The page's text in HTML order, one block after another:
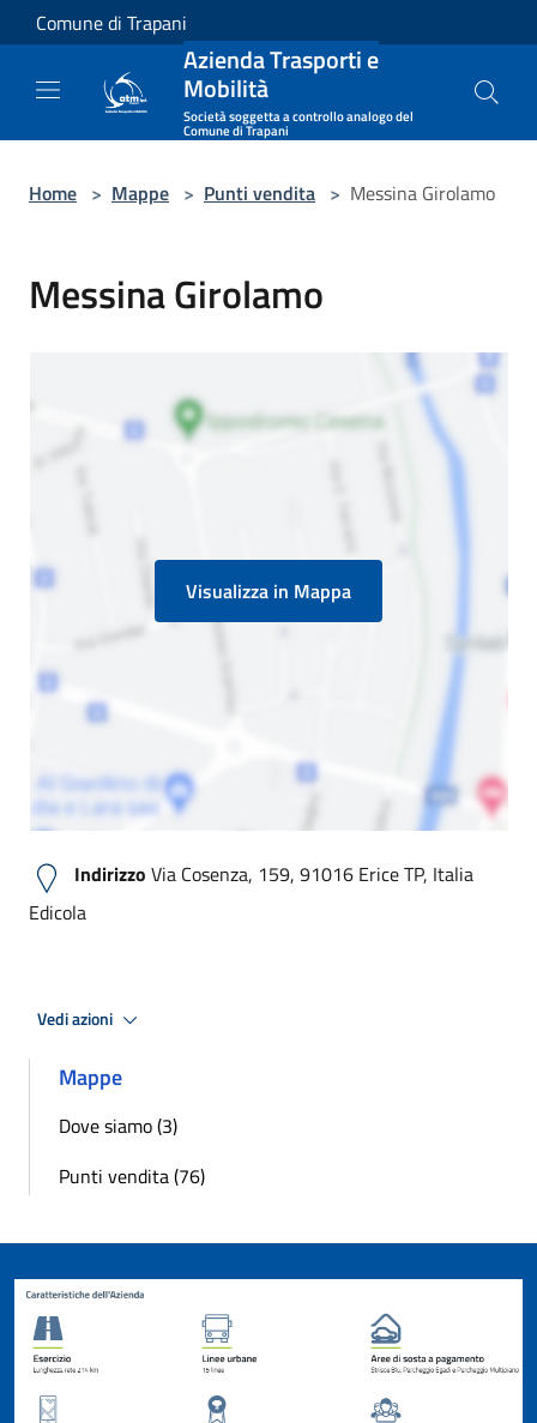
Salta al contenuto principale
Comune di Trapani
Azienda Trasporti e
Mobilità
Società soggetta a controllo analogo del
Comune di Trapani
Home > Mappe > Punti vendita > Messina Girolamo
Messina Girolamo
Visualizza in Mappa
Indirizzo Via Cosenza, 159, 91016 Erice TP, Italia
Edicola
Vedi azioni
Mappe
Dove siamo (3)
Punti vendita (76)